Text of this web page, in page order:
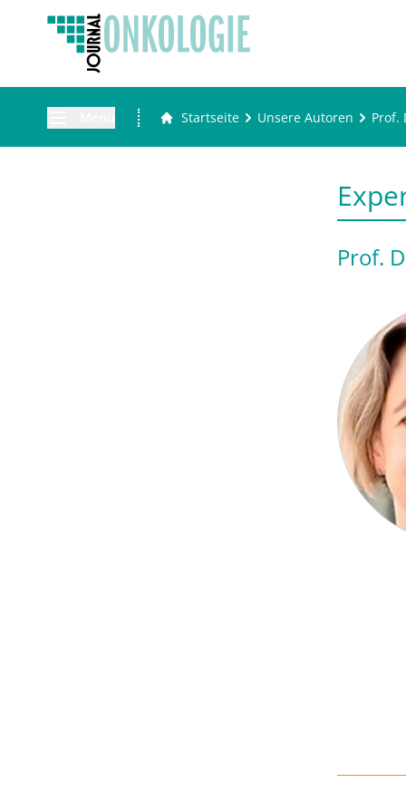
Startseite Unsere Autoren Prof.
Prof.